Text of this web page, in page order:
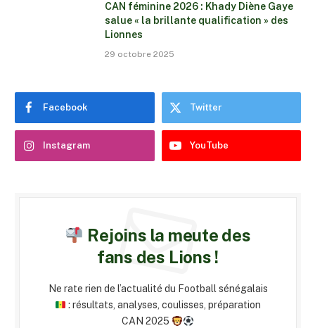
CAN féminine 2026 : Khady Diène Gaye
salue « la brillante qualification » des
Lionnes
29 octobre 2025
Facebook Twitter
Instagram YouTube
Rejoins la meute des
fans des Lions !
Ne rate rien de l’actualité du Football sénégalais
: résultats, analyses, coulisses, préparation
CAN 2025